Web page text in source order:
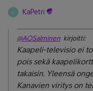
K KaPetri
@AOSalminen kirjoitti:
Kaapeli-televisio ei
pois sekä
takaisin. Yleensä
Kanavien viritys on